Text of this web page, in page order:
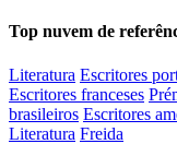
Top nuvem de
Literatura Escritores
Escritores franceses
brasileiros Escritores
Literatura Freida